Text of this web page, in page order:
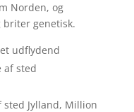
Norden, og
briter genetisk.
udflydend
af sted
Jylland, Million